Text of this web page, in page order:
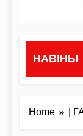
НАВІНЫ
«Я не
Home |